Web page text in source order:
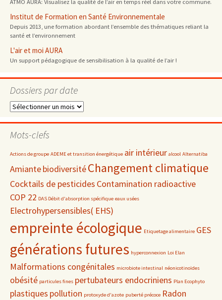
ATMO AURA: Visualisez la qualité de l’air en temps réel dans votre commune.
Institut de Formation en Santé Environnementale
Depuis 2013, une formation abordant l’ensemble des thématiques reliant la
santé et l’environnement
L'air et moi AURA
Un support pédagogique de sensibilisation à la qualité de l’air !
Dossiers par date
Dossiers
date
Mots-clefs
Actions de groupe ADEME et transition énergétique air intérieur alcool Alternatiba
AmiantebiodiversitéChangement climatique
Cocktails de pesticides Contamination radioactive
COP 22 DAS Débit d'absorption spécifique eaux usées
Electrohypersensibles( EHS)
empreinte écologique Etiquetage alimentaire GES
générations futures hyperconnexion Loi Elan
Malformations congénitales microbiote intestinal néonicotinoïdes
obésité particules fines pertubateurs endocriniens Plan Ecophyto
plastiques pollution protoxyde d'azote puberté précoce Radon